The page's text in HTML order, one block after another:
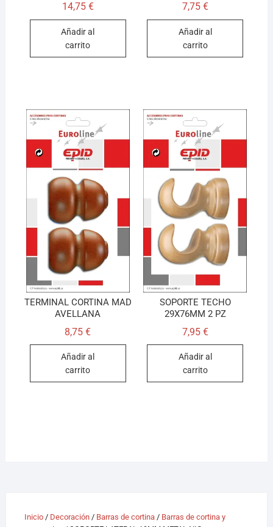
14,75 €
Añadir al
carrito
7,75 €
Añadir al
carrito
TERMINAL CORTINA MAD
AVELLANA
8,75€
Añadir al
carrito
SOPORTE TECHO
29X76MM 2 PZ
7,95 €
Añadir al
carrito
Inicio/ Decoración/ Barras de cortina/ Barras de cortina y